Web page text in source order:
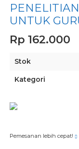
UNTUK
Rp 162.000
Stok
Kategori
Pemesanan lebih cepat!